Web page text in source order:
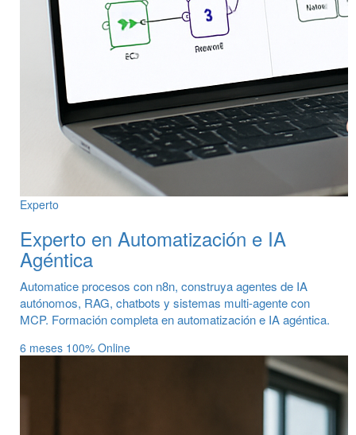
Experto
Experto en Automatización e IA
Agéntica
Automatice procesos con n8n, construya agentes de IA
autónomos, RAG, chatbots y sistemas multi-agente con
MCP. Formación completa en automatización e IA agéntica.
6 meses 100% Online